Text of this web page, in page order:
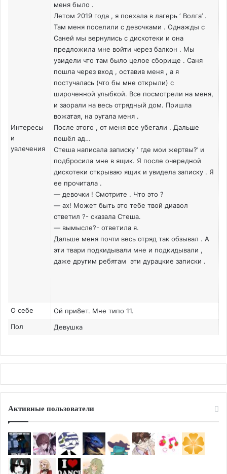
Интересы
и
увлечения
меня было .
Летом 2019 года , я поехала в лагерь ‘ Волга’ .
Там меня поселили с девочками . Однажды с
Саней мы вернулись с дискотеки и она
предложила мне войти через балкон . Мы
увидели что там было целое сборище . Саня
пошла через вход , оставив меня , а я
постучалась (что бы мне открыли) с
широченной улыбкой. Все посмотрели на меня,
и заорали на весь отрядный дом. Пришла
вожатая, на ругала меня .
После этого , от меня все убегали . Дальше
пошёл ад…
Стеша написала записку ‘ где мои жертвы?’ и
подбросила мне в ящик. Я после очередной
дискотеки открываю ящик и увидела записку . Я
ее прочитала .
— девочки ! Смотрите . Что это ?
— ах! Может быть это тебе твой диавол
ответил ?- сказала Стеша.
— вымысле?- ответила я.
Дальше меня почти весь отряд так обзывал . А
эти твари подкидывали мне и подкидывали ,
даже другим ребятам эти дурацкие записки .
О себе
Ой при8ет. Мне типо 11.
Пол
Девушка
Активные пользователи